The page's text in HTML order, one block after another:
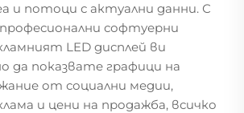
и потоци с актуални данни. С
софтуерни
LED дисплей ви
да показвате графици на
от социални медии,
и цени на продажба, всичко